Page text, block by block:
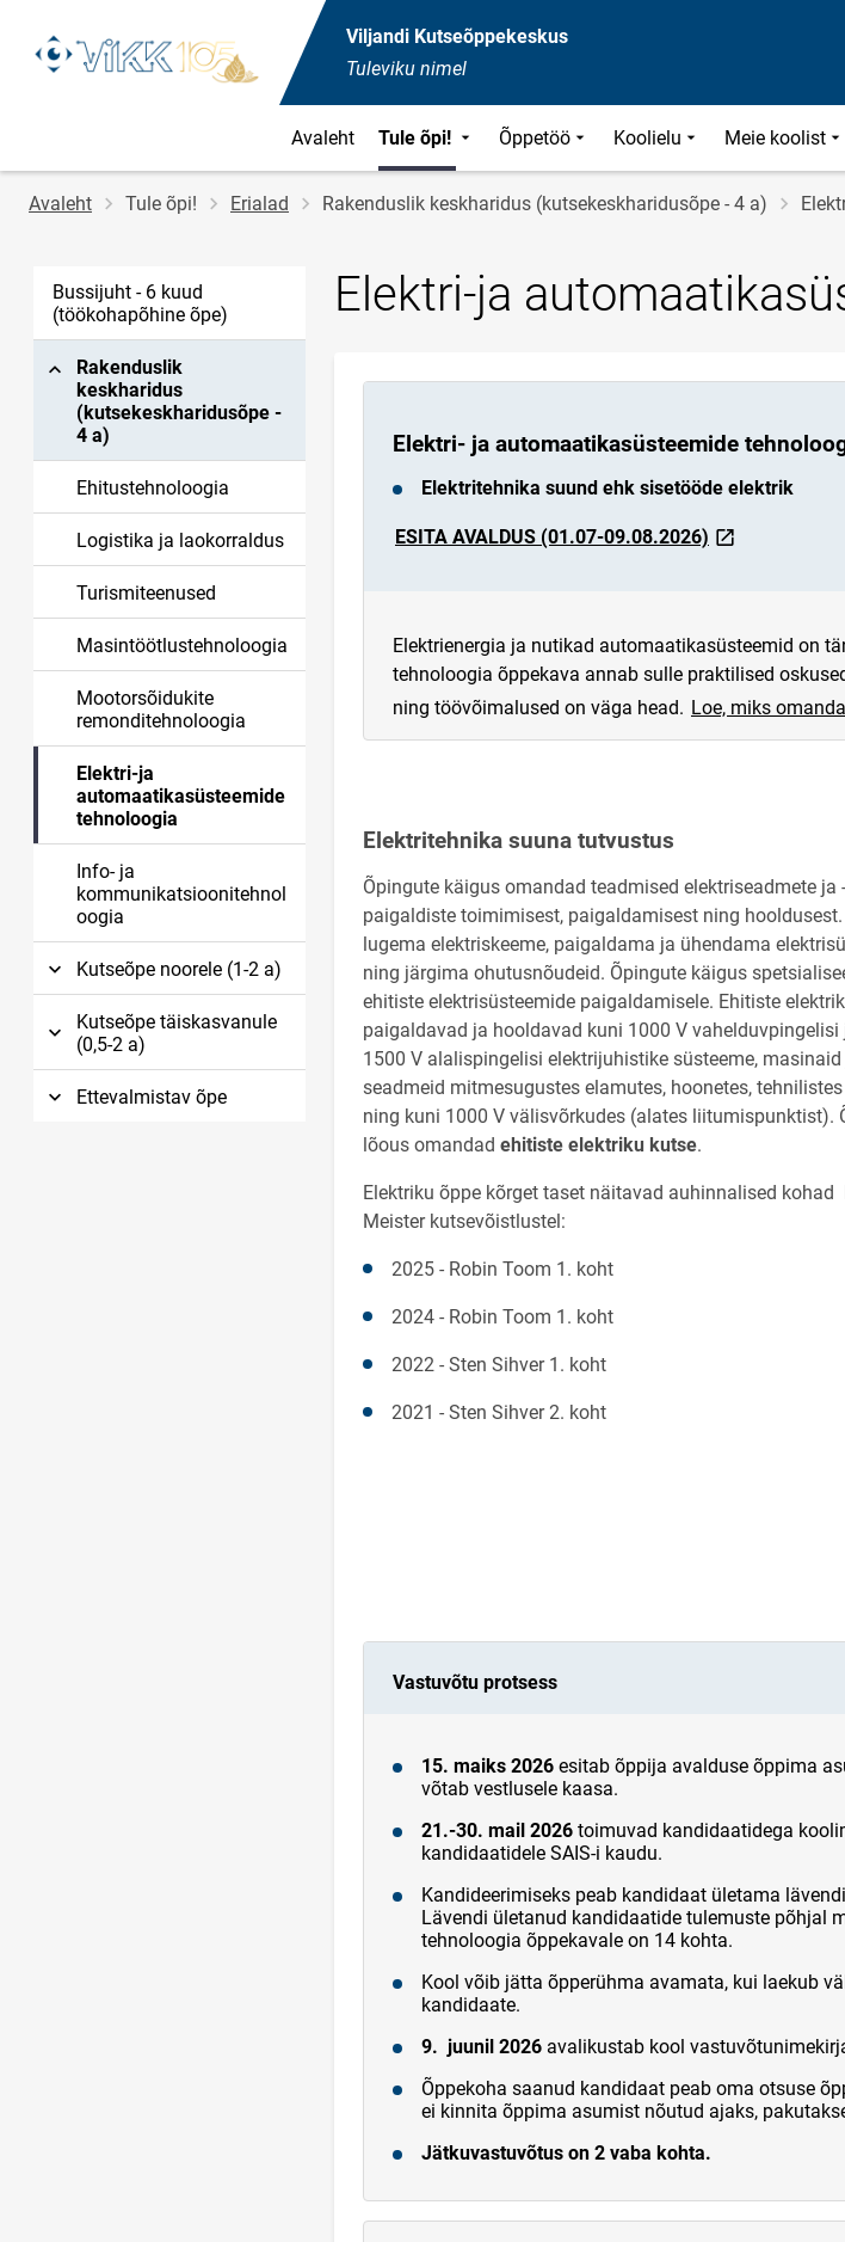
Viljandi Kutseõppekeskus
Tuleviku nimel
Avaleht Tule õpi! Õppetöö Koolielu Meie koolist
Jälglink
Avaleht Tule õpi! Erialad Rakenduslik keskharidus (kutsekeskharidusõpe - 4 a)
Bussijuht - 6 kuud
(töökohapõhine õpe)
Rakenduslik
keskharidus
(kutsekeskharidusõpe -
4 a)
Ehitustehnoloogia
Logistika ja laokorraldus
Turismiteenused
Masintöötlustehnoloogia
Mootorsõidukite
remonditehnoloogia
Elektri-ja
automaatikasüsteemide
tehnoloogia
Info- ja
kommunikatsioonitehnol
oogia
Kutseõpe noorele (1-2 a)
Kutseõpe täiskasvanule
(0,5-2 a)
Ettevalmistav õpe
Elektri-ja
Elektri- ja automaatikasüsteemide
Elektritehnika suund ehk sisetööde elektrik
ESITA AVALDUS (01.07-09.08.2026) link opens on
Elektrienergia ja nutikad automaatikasüsteemid on
tehnoloogia õppekava annab sulle praktilised
ning töövõimalused on väga head. Loe, miks
Elektritehnika suuna tutvustus
Õpingute käigus omandad teadmised elektriseadmete ja -
paigaldiste toimimisest, paigaldamisest ning hooldusest.
lugema elektriskeeme, paigaldama ja ühendama
ning järgima ohutusnõudeid. Õpingute käigus
ehitiste elektrisüsteemide paigaldamisele. Ehitiste
paigaldavad ja hooldavad kuni 1000 V vahelduvpingelisi
1500 V alalispingelisi elektrijuhistike süsteeme, masinaid
seadmeid mitmesugustes elamutes, hoonetes,
ning kuni 1000 V välisvõrkudes (alates liitumispunktist).
lõous omandad ehitiste elektriku kutse.
Elektriku õppe kõrget taset näitavad auhinnalised kohad
Meister kutsevõistlustel:
2025 - Robin Toom 1. koht
2024 - Robin Toom 1. koht
2022 - Sten Sihver 1. koht
2021 - Sten Sihver 2. koht
Vastuvõtu protsess
15. maiks 2026 esitab õppija avalduse õppima
võtab vestlusele kaasa.
21.-30. mail 2026 toimuvad kandidaatidega
kandidaatidele SAIS-i kaudu.
Kandideerimiseks peab kandidaat ületama
Lävendi ületanud kandidaatide tulemuste põhjal
tehnoloogia õppekavale on 14 kohta.
Kool võib jätta õpperühma avamata, kui laekub
kandidaate.
9. juunil 2026 avalikustab kool
Õppekoha saanud kandidaat peab oma otsuse
ei kinnita õppima asumist nõutud ajaks,
Jätkuvastuvõtus on 2 vaba kohta.